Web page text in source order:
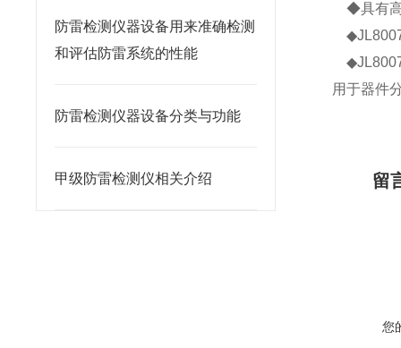
防雷检测仪器设备用来准确检测
和评估防雷系统的性能
防雷检测仪器设备分类与功能
甲级防雷检测仪相关介绍
◆具有高
◆JL8007
◆JL8007
用于器件
留
您